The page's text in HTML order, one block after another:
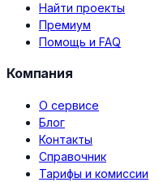
Найти проекты
Премиум
Помощь и FAQ
Компания
О сервисе
Блог
Контакты
Справочник
Тарифы и комиссии